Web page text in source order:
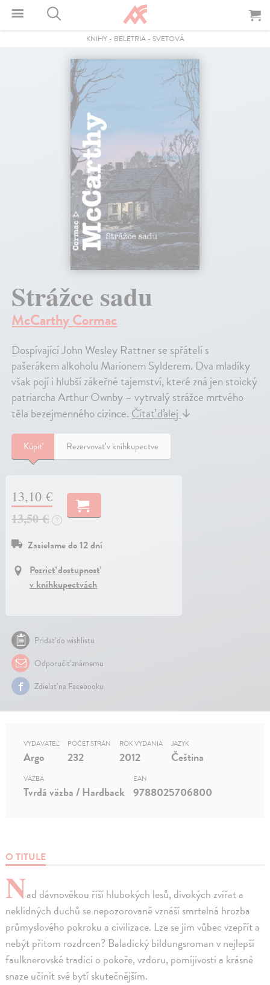
KNIHY- BELETRIA- SVETOVÁ
Strážce sadu
McCarthy Cormac
Dospívající John Wesley Rattner se spřátelí s
pašerákem alkoholu Marionem Sylderem. Dva mladíky
však pojí i hlubší zákeřné tajemství, které zná jen stoický
patriarcha Arthur Ownby – vytrvalý strážce mrtvého
těla bezejmenného cizince.Čítať ďalej↓
Kúpiť Rezervovať v kníhkupectve
13,10 €
13,50 €
?
Zasielame do 12 dní
Pozrieť dostupnosť
v kníhkupectvách
Pridať do wishlistu
Odporučiť známemu
Zdielať na Facebooku
O TITULE
Nad dávnověkou říší hlubokých lesů, divokých zvířat a
neklidných duchů se nepozorovaně vznáší smrtelná hrozba
průmyslového pokroku a civilizace. Lze se jim vůbec vzepřít a
nebýt přitom rozdrcen? Baladický bildungsroman v nejlepší
faulknerovské tradici o pokoře, vzdoru, pomíjivosti a krásné
snaze učinit své bytí skutečnějším.
VYDAVATEĽ
Argo
POČET STRÁN
232
ROK VYDANIA
2012
JAZYK
Čeština
VÄZBA
Tvrdá väzba / Hardback
EAN
9788025706800